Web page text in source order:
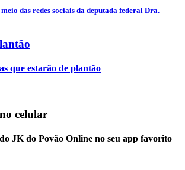
das redes sociais da deputada federal Dra.
que estarão de plantão
no celular
JK do Povão Online no seu app favorito